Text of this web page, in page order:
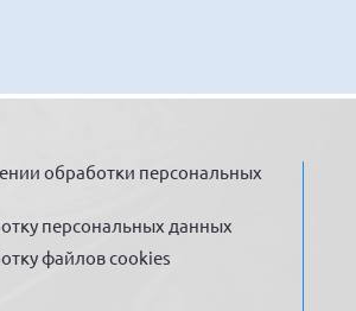
обработки персональных
персональных данных
файлов cookies